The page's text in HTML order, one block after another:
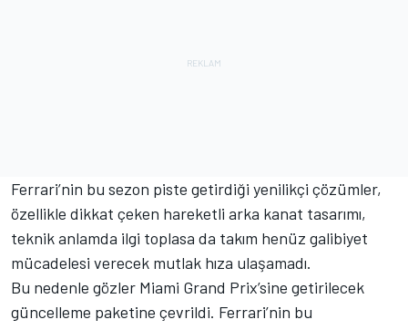
Ferrari’nin bu sezon piste getirdiği yenilikçi çözümler,
özellikle dikkat çeken hareketli arka kanat tasarımı,
teknik anlamda ilgi toplasa da takım henüz galibiyet
mücadelesi verecek mutlak hıza ulaşamadı.
Bu nedenle gözler Miami Grand Prix’sine getirilecek
güncelleme paketine çevrildi. Ferrari’nin bu